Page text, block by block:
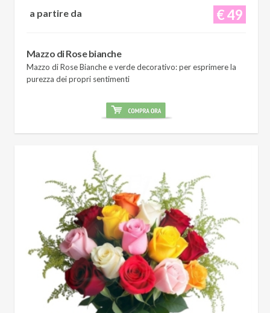
€ 49
a partire da
Mazzo di Rose bianche
Mazzo di Rose Bianche e verde decorativo: per esprimere la
purezza dei propri sentimenti